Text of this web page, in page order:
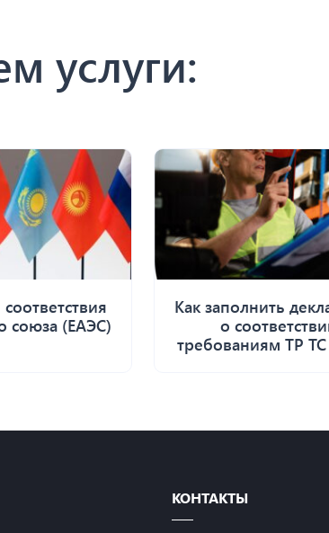
услуги:
союза (ЕАЭС)
Как заполнить
о
требованиям ТР
КОНТАКТЫ